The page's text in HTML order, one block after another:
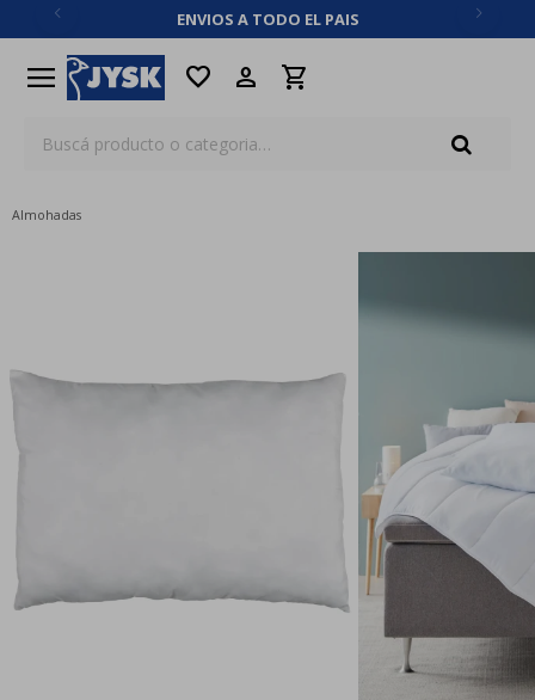
ENVIOS A TODO EL PAIS
menu favorite
Almohadas
close